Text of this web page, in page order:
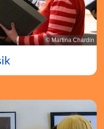
© Martina Chardin